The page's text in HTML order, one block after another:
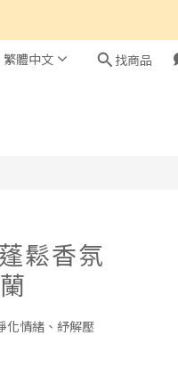
繁體中文 找商品
鬆香氛
化情緒、紓解壓
立即購買